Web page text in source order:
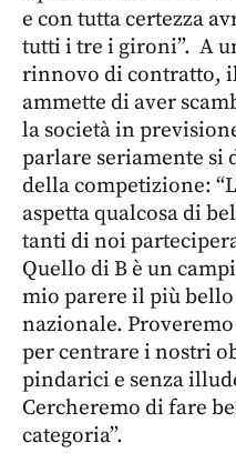
e con tutta certezza
tutti i tre i gironi”. A
rinnovo di contratto,
ammette di aver
la società in
parlare seriamente si
della competizione:
aspetta qualcosa di
tanti di noi
Quello di B è un
mio parere il più
nazionale.
per centrare i nostri
pindarici e senza
Cercheremo di fare
categoria”.